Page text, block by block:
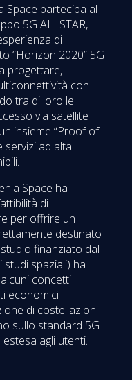
Space partecipa al
5G ALLSTAR,
di
“Horizon 2020” 5G
progettare,
con
tra di loro le
via satellite
insieme “Proof of
servizi ad alta
Space ha
di
per offrire un
destinato
finanziato dal
spaziali) ha
concetti
economici
di costellazioni
sullo standard 5G
agli utenti.